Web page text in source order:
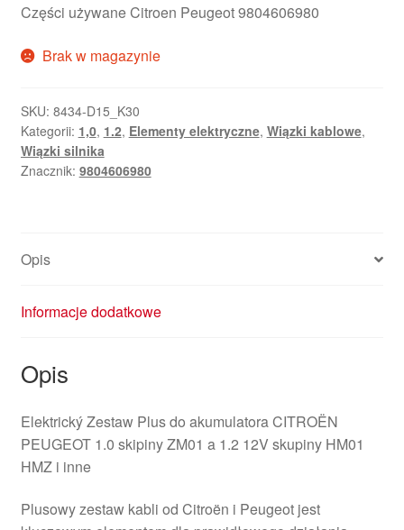
Części używane Citroen Peugeot 9804606980
Brak w magazynie
SKU: 8434-D15_K30
Kategorii: 1,0, 1.2, Elementy elektryczne, Wiązki kablowe,
Wiązki silnika
Znacznik: 9804606980
Opis
Informacje dodatkowe
Opis
Elektrický Zestaw Plus do akumulatora CITROËN
PEUGEOT 1.0 skipiny ZM01 a 1.2 12V skupiny HM01
HMZ i inne
Plusowy zestaw kabli od Citroën i Peugeot jest